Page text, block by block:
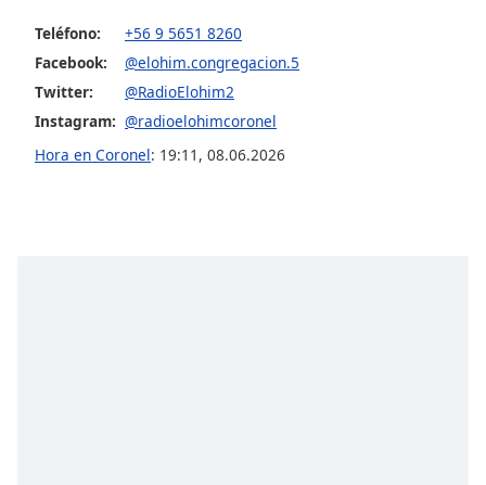
Teléfono:
+56 9 5651 8260
Facebook:
@elohim.congregacion.5
Twitter:
@RadioElohim2
Instagram: @radioelohimcoronel
Hora en Coronel: 19:11 , 08.06.2026